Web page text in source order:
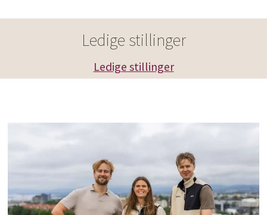
Ledige stillinger
Ledige stillinger